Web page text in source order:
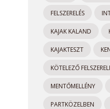
FELSZERELÉS
KAJAK KALAND
KAJAKTESZT
KÖTELEZŐ
MENTŐMELLÉNY
PARTKÖZELBEN